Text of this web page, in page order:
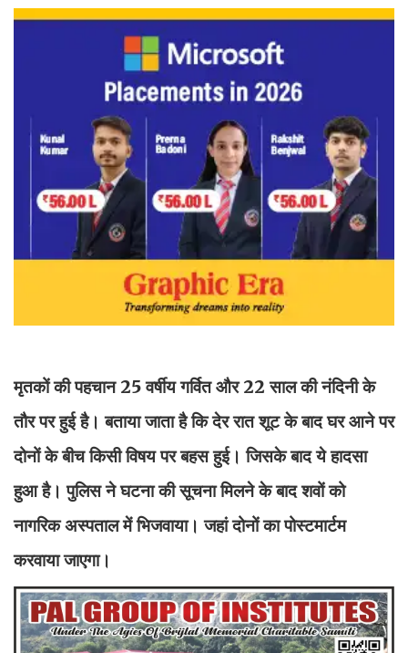
मृतकों की पहचान 25 वर्षीय गर्वित और 22 साल की नंदिनी के
तौर पर हुई है। बताया जाता है कि देर रात शूट के बाद घर आने पर
दोनों के बीच किसी विषय पर बहस हुई। जिसके बाद ये हादसा
हुआ है। पुलिस ने घटना की सूचना मिलने के बाद शवों को
नागरिक अस्पताल में भिजवाया। जहां दोनों का पोस्टमार्टम
करवाया जाएगा।